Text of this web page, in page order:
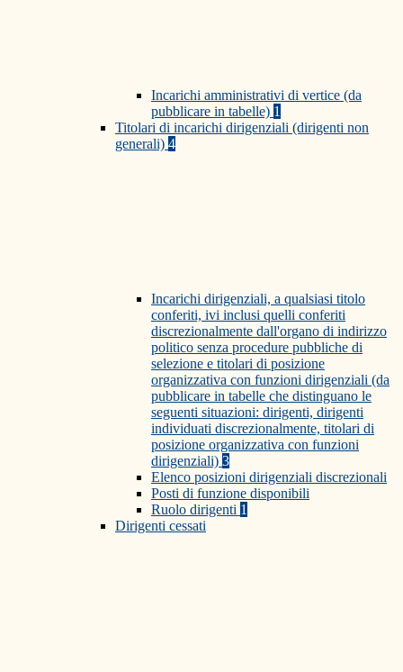
Incarichi amministrativi di vertice (da
pubblicare in tabelle) 1
Titolari di incarichi dirigenziali (dirigenti non
generali) 4
Incarichi dirigenziali, a qualsiasi titolo
conferiti, ivi inclusi quelli conferiti
discrezionalmente dall'organo di indirizzo
politico senza procedure pubbliche di
selezione e titolari di posizione
organizzativa con funzioni dirigenziali (da
pubblicare in tabelle che distinguano le
seguenti situazioni: dirigenti, dirigenti
individuati discrezionalmente, titolari di
posizione organizzativa con funzioni
dirigenziali) 3
Elenco posizioni dirigenziali discrezionali
Posti di funzione disponibili
Ruolo dirigenti 1
Dirigenti cessati